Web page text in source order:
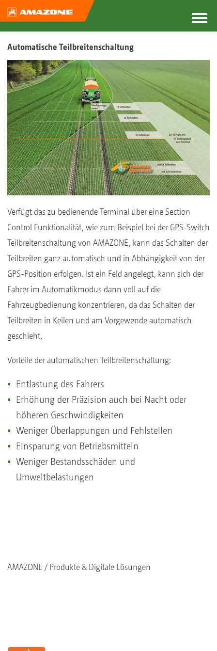
Automatische Teilbreitenschaltung
Verfügt das zu bedienende Terminal über eine Section
Control Funktionalität, wie zum Beispiel bei der GPS-Switch
Teilbreitenschaltung von AMAZONE, kann das Schalten der
Teilbreiten ganz automatisch und in Abhängigkeit von der
GPS-Position erfolgen. Ist ein Feld angelegt, kann sich der
Fahrer im Automatikmodus dann voll auf die
Fahrzeugbedienung konzentrieren, da das Schalten der
Teilbreiten in Keilen und am Vorgewende automatisch
geschieht.
Vorteile der automatischen Teilbreitenschaltung:
Entlastung des Fahrers
Erhöhung der Präzision auch bei Nacht oder
höheren Geschwindigkeiten
Weniger Überlappungen und Fehlstellen
Einsparung von Betriebsmitteln
Weniger Bestandsschäden und
Umweltbelastungen
AMAZONE Produkte & Digitale Lösungen